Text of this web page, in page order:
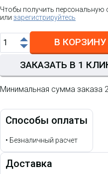
Чтобы получить персональную
или зарегистрируйтесь
В КОРЗИНУ
ЗАКАЗАТЬ В 1
Минимальная сумма заказа
Способы оплаты
• Безналичный расчет
Доставка